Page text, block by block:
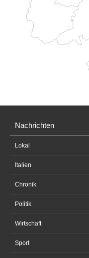
Nachrichten
Lokal
Italien
Chronik
Politik
Wirtschaft
Sport